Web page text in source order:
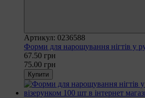
Артикул: 0236588
Форми для нарощування нігтів у
67.50 грн
75.00 грн
Купити